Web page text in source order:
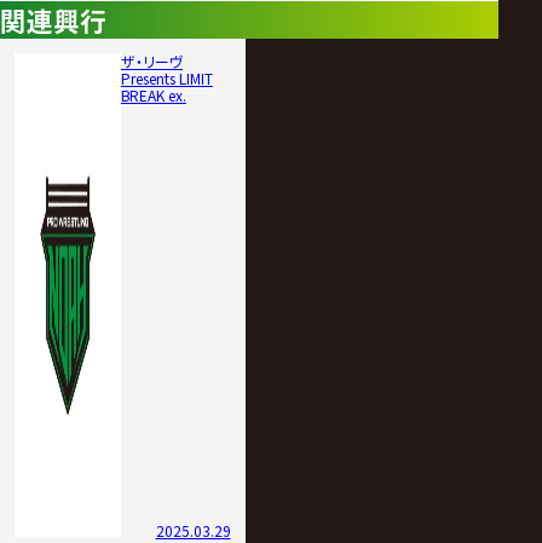
関連興行
ザ・リーヴ
Presents LIMIT
BREAK ex.
2025.03.29